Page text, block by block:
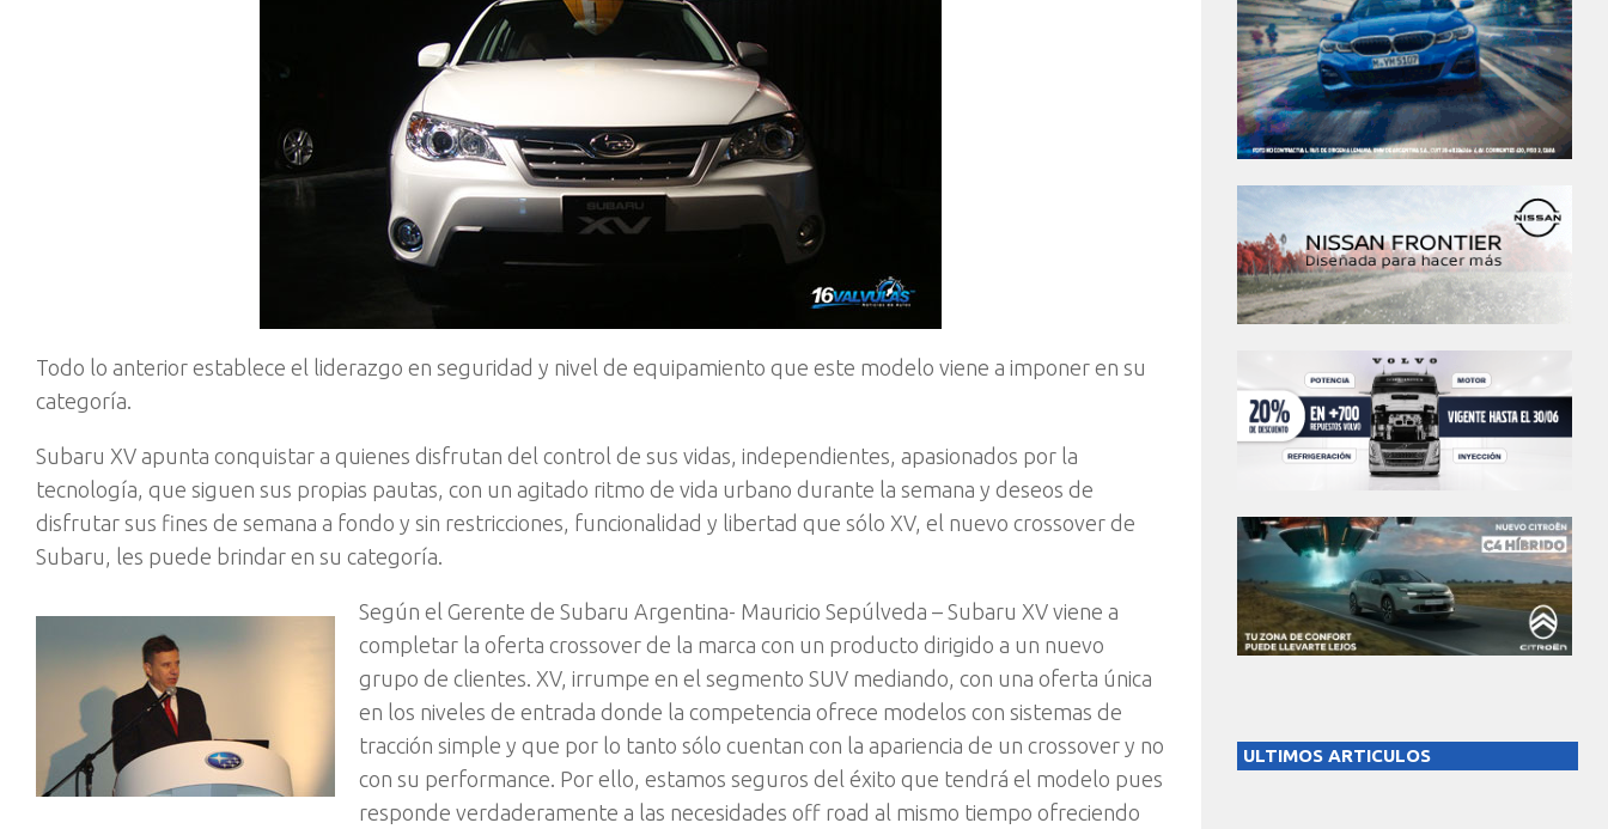
Todo lo anterior establece el liderazgo en seguridad y nivel de equipamiento que este modelo viene a imponer en su
categoría.
Subaru XV apunta conquistar a quienes disfrutan del control de sus vidas, independientes, apasionados por la
tecnología, que siguen sus propias pautas, con un agitado ritmo de vida urbano durante la semana y deseos de
disfrutar sus fines de semana a fondo y sin restricciones, funcionalidad y libertad que sólo XV, el nuevo crossover de
Subaru, les puede brindar en su categoría.
Según el Gerente de Subaru Argentina- Mauricio Sepúlveda – Subaru XV viene a
completar la oferta crossover de la marca con un producto dirigido a un nuevo
grupo de clientes. XV, irrumpe en el segmento SUV mediando, con una oferta única
en los niveles de entrada donde la competencia ofrece modelos con sistemas de
tracción simple y que por lo tanto sólo cuentan con la apariencia de un crossover y no
con su performance. Por ello, estamos seguros del éxito que tendrá el modelo pues
responde verdaderamente a las necesidades off road al mismo tiempo ofreciendo
ULTIMOS ARTICULOS